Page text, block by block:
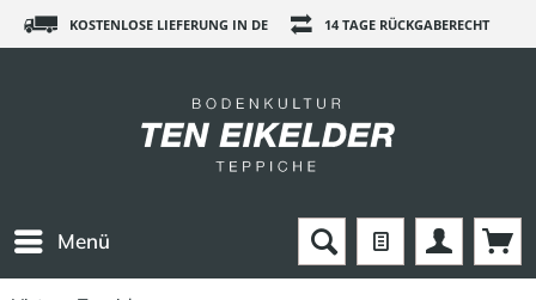
KOSTENLOSE LIEFERUNG IN DE 14 TAGE RÜCKGABERECHT
Menü